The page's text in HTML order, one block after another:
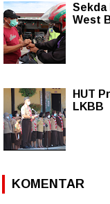
Sekda
West
HUT
LKBB
KOMENTAR